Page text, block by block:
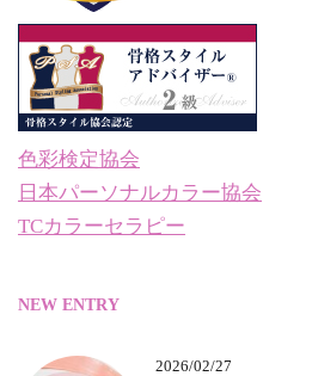
色彩検定協会
日本パーソナルカラー協会
TCカラーセラピー
NEW ENTRY
2026/02/27